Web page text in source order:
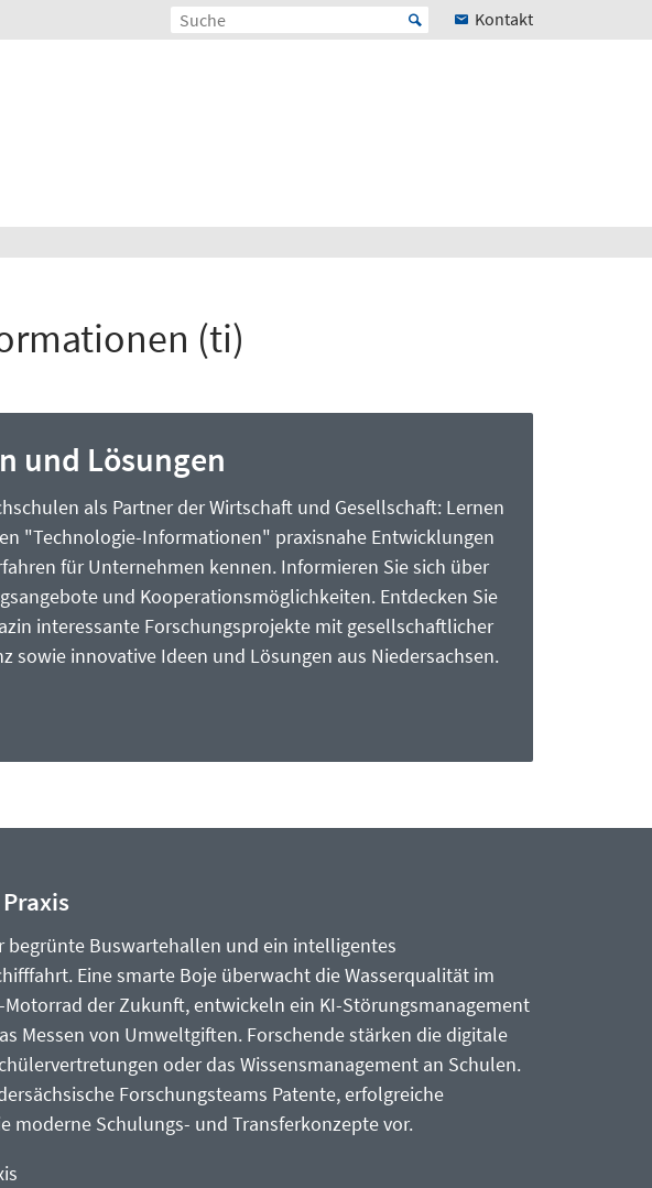
Kontakt
(ti)
und Lösungen
als Partner der Wirtschaft und Gesellschaft: Lernen
"Technologie-Informationen" praxisnahe Entwicklungen
für Unternehmen kennen. Informieren Sie sich über
und Kooperationsmöglichkeiten. Entdecken Sie
interessante Forschungsprojekte mit gesellschaftlicher
sowie innovative Ideen und Lösungen aus Niedersachsen.
begrünte Buswartehallen und ein intelligentes
Eine smarte Boje überwacht die Wasserqualität im
Motorrad der Zukunft, entwickeln ein KI-Störungsmanagement
Messen von Umweltgiften. Forschende stärken die digitale
oder das Wissensmanagement an Schulen.
Forschungsteams Patente, erfolgreiche
moderne Schulungs- und Transferkonzepte vor.